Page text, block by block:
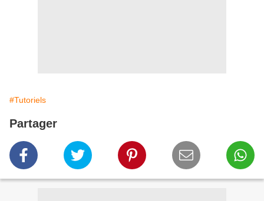
#Tutoriels
Partager